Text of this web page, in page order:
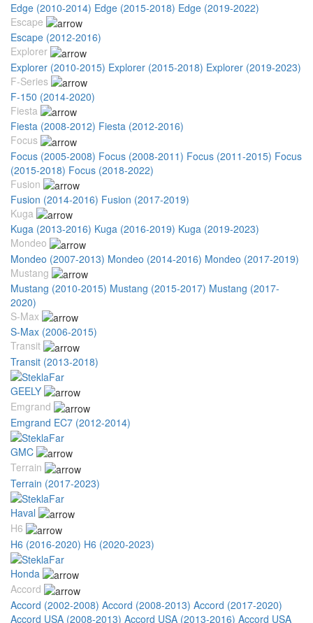
Edge (2010-2014) Edge (2015-2018) Edge (2019-2022)
Escape
Escape (2012-2016)
Explorer
Explorer (2010-2015) Explorer (2015-2018) Explorer (2019-2023)
F-Series
F-150 (2014-2020)
Fiesta
Fiesta (2008-2012) Fiesta (2012-2016)
Focus
Focus (2005-2008) Focus (2008-2011) Focus (2011-2015) Focus
(2015-2018) Focus (2018-2022)
Fusion
Fusion (2014-2016) Fusion (2017-2019)
Kuga
Kuga (2013-2016) Kuga (2016-2019) Kuga (2019-2023)
Mondeo
Mondeo (2007-2013) Mondeo (2014-2016) Mondeo (2017-2019)
Mustang
Mustang (2010-2015) Mustang (2015-2017) Mustang (2017-
2020)
S-Max
S-Max (2006-2015)
Transit
Transit (2013-2018)
GEELY
Emgrand
Emgrand EC7 (2012-2014)
GMC
Terrain
Terrain (2017-2023)
Haval
H6
H6 (2016-2020) H6 (2020-2023)
Honda
Accord
Accord (2002-2008) Accord (2008-2013) Accord (2017-2020)
Accord USA (2008-2013) Accord USA (2013-2016) Accord USA